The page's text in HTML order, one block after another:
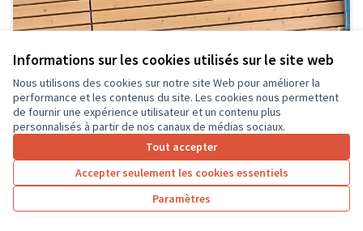
Informations sur les cookies utilisés sur le site web
Nous utilisons des cookies sur notre site Web pour améliorer la
performance et les contenus du site. Les cookies nous permettent
de fournir une expérience utilisateur et un contenu plus
personnalisés à partir de nos canaux de médias sociaux.
Tout accepter
Accepter seulement les cookies essentiels
Paramètres